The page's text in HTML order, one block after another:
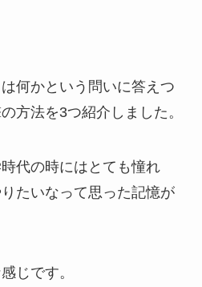
何かという問いに答えつ
方法を3つ紹介しました。
代の時にはとても憧れ
たいなって思った記憶が
じです。